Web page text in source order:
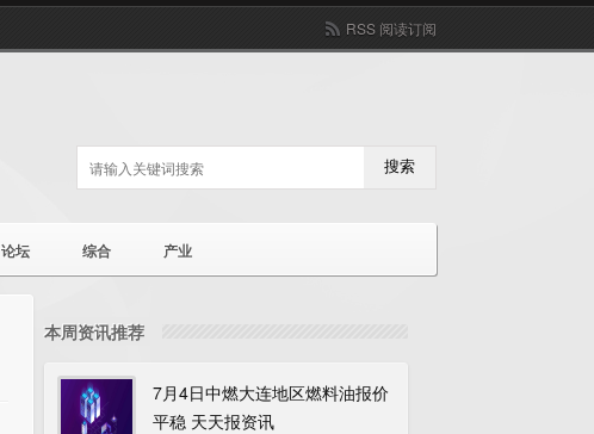
RSS 阅读订阅
搜索
论坛 综合 产业
本周资讯推荐
7月4日中燃大连地区燃料油报价
平稳 天天报资讯